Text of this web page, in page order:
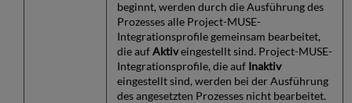
beginnt, werden durch die Ausführung des
Prozesses alle Project-MUSE-
Integrationsprofile gemeinsam bearbeitet,
die aufAktiveingestellt sind. Project-MUSE-
Integrationsprofile, die auf Inaktiv
eingestellt sind, werden bei der Ausführung
des angesetzten Prozesses nicht bearbeitet.